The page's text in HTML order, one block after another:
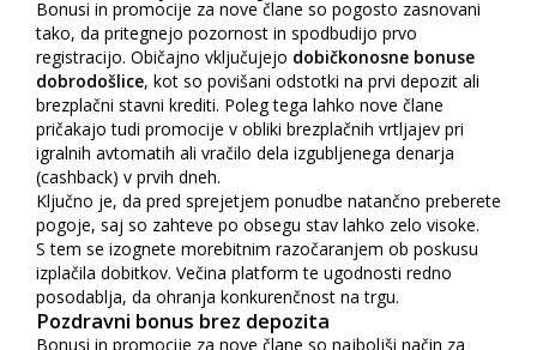
Bonusi in promocije za nove člane so pogosto zasnovani
tako, da pritegnejo pozornost in spodbudijo prvo
registracijo. Običajno vključujejo dobičkonosne bonuse
dobrodošlice, kot so povišani odstotki na prvi depozit ali
brezplačni stavni krediti. Poleg tega lahko nove člane
pričakajo tudi promocije v obliki brezplačnih vrtljajev pri
igralnih avtomatih ali vračilo dela izgubljenega denarja
(cashback) v prvih dneh.
Ključno je, da pred sprejetjem ponudbe natančno preberete
pogoje, saj so zahteve po obsegu stav lahko zelo visoke.
S tem se izognete morebitnim razočaranjem ob poskusu
izplačila dobitkov. Večina platform te ugodnosti redno
posodablja, da ohranja konkurenčnost na trgu.
Pozdravni bonus brez depozita
Bonusi in promocije za nove člane so najboljši način za